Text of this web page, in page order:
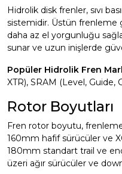
Hidrolik disk frenler, sıvı
sistemidir. Üstün frenleme
daha az el yorgunluğu
sunar ve uzun inişlerde
Popüler Hidrolik Fren
XTR), SRAM (Level, Guide,
Rotor Boyutları
Fren rotor boyutu,
160mm hafif sürücüler ve
180mm standart trail ve
üzeri ağır sürücüler ve